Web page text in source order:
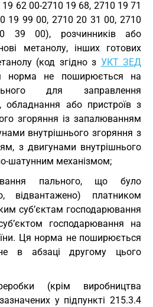
62 00-2710 19 68, 2710 19 71
19 99 00, 2710 20 31 00, 2710
00), розчинників або
метанолу, інших готових
(код згідно з УКТ ЗЕД
не поширюється на
для заправлення
обладнання або пристроїв з
згоряння із запалюванням
внутрішнього згоряння з
з двигунами внутрішнього
шатунним механізмом;
пального, що було
відвантажено) платником
суб’єктам господарювання
господарювання на
Ця норма не поширюється
в абзаці другому цього
(крім виробництва
у підпункті 215.3.4